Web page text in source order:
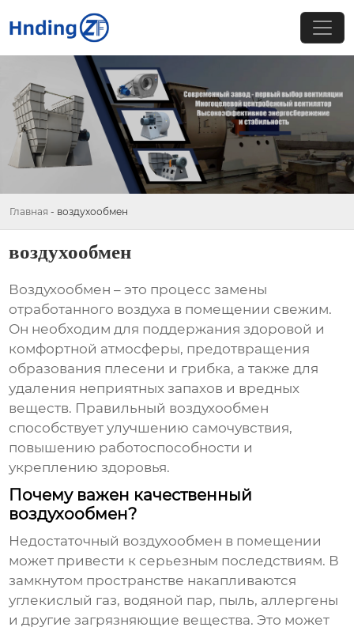
Главная - воздухообмен
воздухообмен
Воздухообмен – это процесс замены
отработанного воздуха в помещении свежим.
Он необходим для поддержания здоровой и
комфортной атмосферы, предотвращения
образования плесени и грибка, а также для
удаления неприятных запахов и вредных
веществ. Правильный воздухообмен
способствует улучшению самочувствия,
повышению работоспособности и
укреплению здоровья.
Почему важен качественный
воздухообмен?
Недостаточный воздухообмен в помещении
может привести к серьезным последствиям. В
замкнутом пространстве накапливаются
углекислый газ, водяной пар, пыль, аллергены
и другие загрязняющие вещества. Это может